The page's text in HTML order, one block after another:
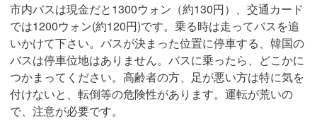
市内バスは現金だと1300ウォン（約130円）、交通カード
では1200ウォン(約120円)です。乗る時は走ってバスを追
いかけて下さい。バスが決まった位置に停車する、韓国の
バスは停車位地はありません。バスに乗ったら、どこかに
つかまってください。高齢者の方、足が悪い方は特に気を
付けないと、転倒等の危険性があります。運転が荒いの
で、注意が必要です。